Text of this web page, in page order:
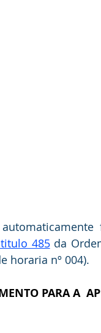
485 da
horaria nº 004).
PARA A